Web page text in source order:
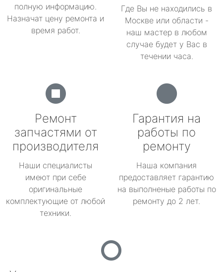
полную информацию.
Назначат цену ремонта и
время работ.
Где Вы не находились в
Москве или области -
наш мастер в любом
случае будет у Вас в
течении часа.
Ремонт
запчастями от
производителя
Наши специалисты
имеют при себе
оригинальные
комплектующие от любой
техники.
Гарантия на
работы по
ремонту
Наша компания
предоставляет гарантию
на выполненые работы по
ремонту до 2 лет.